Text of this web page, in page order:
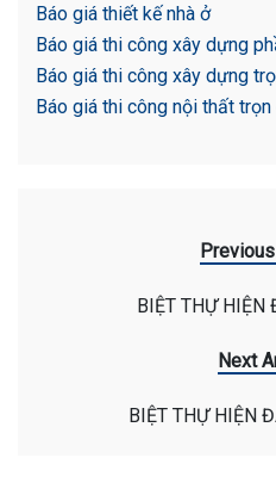
Báo giá thiết kế nhà ở
Báo giá thi công xây dựng
Báo giá thi công xây dựng
Báo giá thi công nội thất
BIỆT THỰ HIỆN
Next
BIỆT THỰ HIỆN